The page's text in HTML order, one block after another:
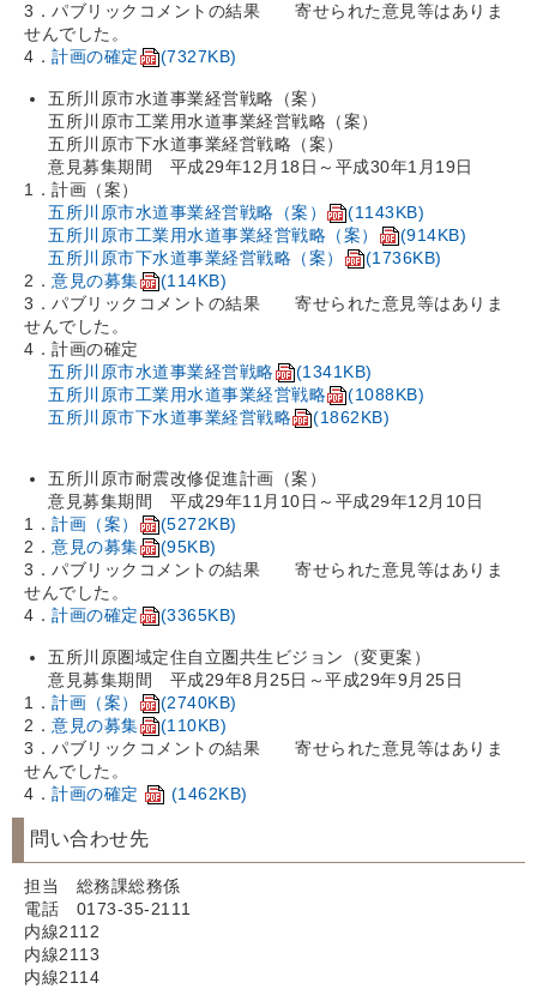
3．パブリックコメントの結果 寄せられた意見等はありま
せんでした。
4． 計画の確定 (7327KB)
五所川原市水道事業経営戦略（案）
五所川原市工業用水道事業経営戦略（案）
五所川原市下水道事業経営戦略（案）
意見募集期間 平成29年12月18日～平成30年1月19日​
1．計画（案）
五所川原市水道事業経営戦略（案）
(1143KB)
五所川原市工業用水道事業経営戦略（案）
(914KB)
五所川原市下水道事業経営戦略（案）
(1736KB)
2． 意見の募集
(114KB)
3．パブリックコメントの結果
寄せられた意見等はありま
せんでした。
4．計画の確定
五所川原市水道事業経営戦略
(1341KB)
五所川原市工業用水道事業経営戦略
(1088KB)
五所川原市下水道事業経営戦略
(1862KB)
五所川原市耐震改修促進計画（案）
意見募集期間 平成29年11月10日～平成29年12月10日​
1． 計画（案）
(5272KB)
2． 意見の募集
(95KB)
3．パブリックコメントの結果
寄せられた意見等はありま
せんでした。
4． 計画の確定 (3365KB)
五所川原圏域定住自立圏共生ビジョン（変更案）
意見募集期間 平成29年8月25日～平成29年9月25日​
1． 計画（案）
(2740KB)
2． 意見の募集
(110KB)
3．パブリックコメントの結果
寄せられた意見等はありま
せんでした。
4． 計画の確定 (1462KB)
問い合わせ先
担当 総務課総務係
電話 0173-35-2111
内線2112
内線2113
内線2114